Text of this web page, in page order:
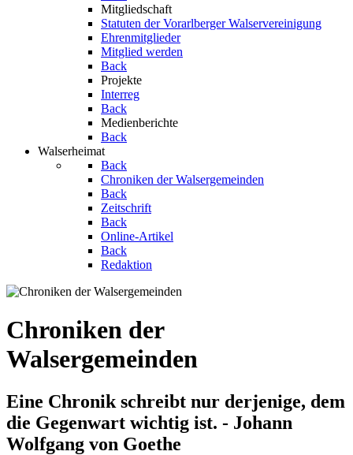
Mitgliedschaft
Statuten der Vorarlberger Walservereinigung
Ehrenmitglieder
Mitglied werden
Back
Projekte
Interreg
Back
Medienberichte
Back
Walserheimat
Back
Chroniken der Walsergemeinden
Back
Zeitschrift
Back
Online-Artikel
Back
Redaktion
Chroniken der
Walsergemeinden
Eine Chronik schreibt nur derjenige, dem
die Gegenwart wichtig ist. - Johann
Wolfgang von Goethe